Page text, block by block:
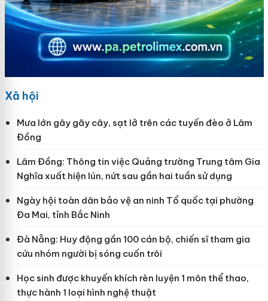
Xã hội
Mưa lớn gây gãy cây, sạt lở trên các tuyến đèo ở Lâm
Đồng
Lâm Đồng: Thông tin việc Quảng trường Trung tâm Gia
Nghĩa xuất hiện lún, nứt sau gần hai tuần sử dụng
Ngày hội toàn dân bảo vệ an ninh Tổ quốc tại phường
Đa Mai, tỉnh Bắc Ninh
Đà Nẵng: Huy động gần 100 cán bộ, chiến sĩ tham gia
cứu nhóm người bị sóng cuốn trôi
Học sinh được khuyến khích rèn luyện 1 môn thể thao,
thực hành 1 loại hình nghệ thuật